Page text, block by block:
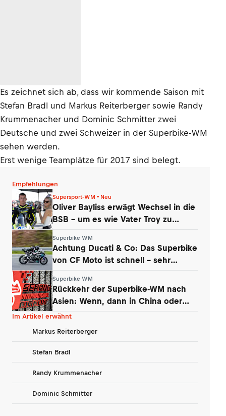
Es zeichnet sich ab, dass wir kommende Saison mit
Stefan Bradl und Markus Reiterberger sowie Randy
Krummenacher und Dominic Schmitter zwei
Deutsche und zwei Schweizer in der Superbike-WM
sehen werden.
Erst wenige Teamplätze für 2017 sind belegt.
Empfehlungen
Supersport-WM • Neu
Oliver Bayliss erwägt Wechsel in die
BSB – um es wie Vater Troy zu
Superbike WM
Achtung Ducati & Co: Das Superbike
von CF Moto ist schnell – sehr
Superbike WM
Rückkehr der Superbike-WM nach
Asien: Wenn, dann in China oder
Malaysia
Im Artikel erwähnt
Markus Reiterberger
Stefan Bradl
Randy Krummenacher
Dominic Schmitter